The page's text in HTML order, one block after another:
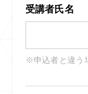
受講者氏名
※申込者と違う